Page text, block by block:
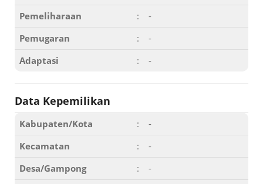
Pemeliharaan
:
-
Pemugaran
:
-
Adaptasi
: -
Data Kepemilikan
Kabupaten/Kota :
-
Kecamatan
:
-
Desa/Gampong
:
-